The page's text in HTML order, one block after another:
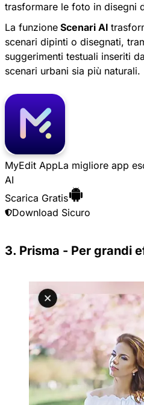
trasformare le foto in disegni
La funzione Scenari AI
scenari dipinti o disegnati,
suggerimenti testuali inseriti
scenari urbani sia più naturali.
MyEdit AppLa migliore app
AI
Scarica Gratis
Download Sicuro
3. Prisma - Per grandi